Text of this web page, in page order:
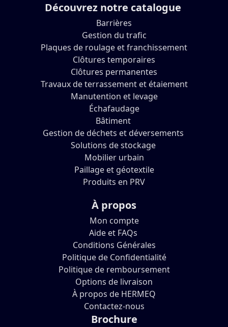
Découvrez notre catalogue
Barrières
Gestion du trafic
Plaques de roulage et franchissement
Clôtures temporaires
Clôtures permanentes
Travaux de terrassement et étaiement
Manutention et levage
Échafaudage
Bâtiment
Gestion de déchets et déversements
Solutions de stockage
Mobilier urbain
Paillage et géotextile
Produits en PRV
À propos
Mon compte
Aide et FAQs
Conditions Générales
Politique de Confidentialité
Politique de remboursement
Options de livraison
À propos de HERMEQ
Contactez-nous
Brochure